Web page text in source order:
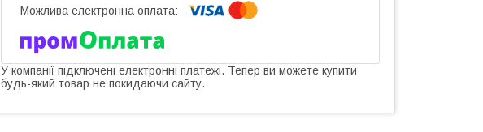
У компанії підключені електронні платежі. Тепер ви можете купити
будь-який товар не покидаючи сайту.